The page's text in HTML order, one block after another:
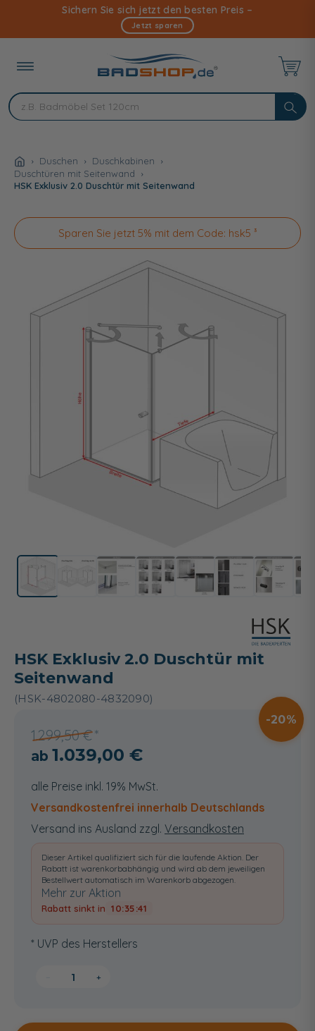
Inhalt
Sichern Sie sich jetzt den besten Preis –
Jetzt sparen
Duschen
Duschkabinen
Duschtüren mit Seitenwand
HSK Exklusiv 2.0 Duschtür mit Seitenwand
Sparen Sie jetzt 5% mit dem Code: hsk5 ³
HSK Exklusiv 2.0 Duschtür mit
Seitenwand
(HSK-4802080-4832090)
1.299,50 €
20
1.039,00 €
alle Preise inkl. 19% MwSt.
Versandkostenfrei innerhalb Deutschlands
Versand ins Ausland zzgl. Versandkosten
Dieser Artikel qualifiziert sich für die laufende Aktion. Der
Rabatt ist warenkorbabhängig und wird ab dem jeweiligen
Bestellwert automatisch im Warenkorb abgezogen.
Mehr zur Aktion
Rabatt sinkt in 10:35:40
* UVP des Herstellers
+